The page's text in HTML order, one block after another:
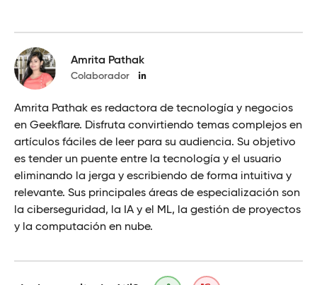
Amrita Pathak
Colaborador
Amrita Pathak es redactora de tecnología y negocios
en Geekflare. Disfruta convirtiendo temas complejos en
artículos fáciles de leer para su audiencia. Su objetivo
es tender un puente entre la tecnología y el usuario
eliminando la jerga y escribiendo de forma intuitiva y
relevante. Sus principales áreas de especialización son
la ciberseguridad, la IA y el ML, la gestión de proyectos
y la computación en nube.